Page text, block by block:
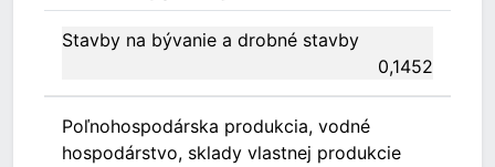
Stavby na bývanie a drobné stavby
0,1452
Poľnohospodárska produkcia, vodné
hospodárstvo, sklady vlastnej produkcie